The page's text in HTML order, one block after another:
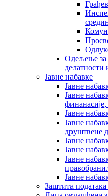
Одељење за
делатности
Јавне набавке
Јавне
Јавне
Јавне
Јавне
друштвене
Јавне
Јавне
Јавне
Јавне
Заштита